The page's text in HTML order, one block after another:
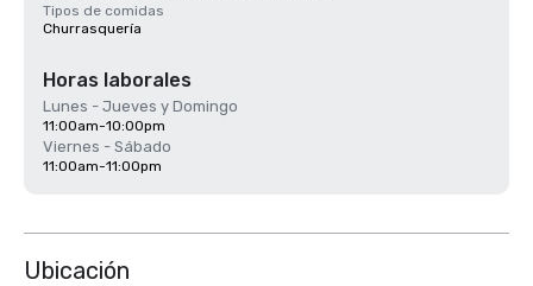
Tipos de comidas
Churrasquería
Horas laborales
Lunes - Jueves y Domingo
11:00am-10:00pm
Viernes - Sábado
11:00am-11:00pm
Ubicación